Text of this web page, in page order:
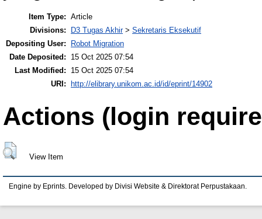
Item Type: Article
Divisions:
D3 Tugas Akhir> Sekretaris Eksekutif
Depositing User:
Robot Migration
Date Deposited:
15 Oct 2025 07:54
Last Modified:
15 Oct 2025 07:54
URI: http://elibrary.unikom.ac.id/id/eprint/14902
Actions (login
View Item
Engine by Eprints. Developed by Divisi Website & Direktorat Perpustakaan.